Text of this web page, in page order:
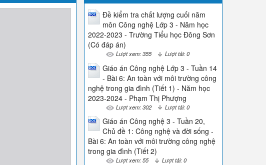
Đề kiểm tra chất lượng cuối năm
môn Công nghệ Lớp 3 - Năm học
2022-2023 - Trường Tiểu học Đông Sơn
(Có đáp án)
Lượt xem: 355 Lượt tải: 0
Giáo án Công nghệ Lớp 3 - Tuần 14
- Bài 6: An toàn với môi trường công
nghệ trong gia đình (Tiết 1) - Năm học
2023-2024 - Phạm Thị Phượng
Lượt xem: 302 Lượt tải: 0
Giáo án Công nghệ 3 - Tuần 20,
Chủ đề 1: Công nghệ và đời sống -
Bài 6: An toàn với môi trường công nghệ
trong gia đình (Tiết 2)
Lượt xem: 55 Lượt tải: 0